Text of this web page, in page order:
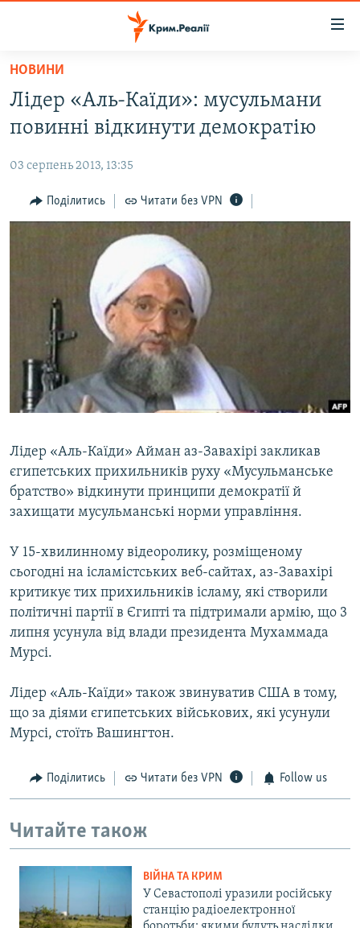
Перейти
основного
матеріалу
до
навігації
Перейти
ВОДА.КРИМ
ПОЛІТИКА
БЛОГИ
ПОГЛЯД
ВСЕ ЗА ДЕНЬ
СПЕЦПРОЕКТИ
ДЕПОРТАЦІЯ
ВІДЕОУРОКИ «ELIFBE»
СВІДЧЕННЯ ОКУПАЦІЇ
ІНФОГРАФІКА
ЯК ОБІЙТИ БЛОКУВАННЯ
Русский
Qırımtatar
ДОЛУЧАЙСЯ!
НОВИНИ
Лідер «Аль-Каїди»: мусульмани
повинні відкинути демократію
03 серпень 2013, 13:35
Поділитись Читати без VPN
Лідер «Аль-Каїди» Айман аз-Завахірі закликав
єгипетських прихильників руху «Мусульманське
братство» відкинути принципи демократії й
захищати мусульманські норми управління.
У 15-хвилинному відеоролику, розміщеному
сьогодні на ісламістських веб-сайтах, аз-Завахірі
критикує тих прихильників ісламу, які створили
політичні партії в Єгипті та підтримали армію, що 3
липня усунула від влади президента Мухаммада
Мурсі.
Лідер «Аль-Каїди» також звинуватив США в тому,
що за діями єгипетських військових, які усунули
Мурсі, стоїть Вашингтон.
Поділитись Читати без VPN Follow us
Читайте також
ВІЙНА ТА КРИМ
У Севастополі уразили російську
станцію радіоелектронної